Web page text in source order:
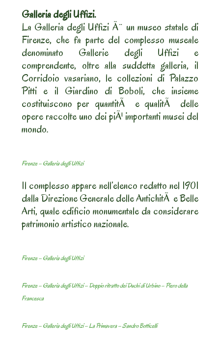
Galleria degli Uffizi.
La Galleria degli Uffizi Ã¨ un museo statale di
Firenze, che fa parte del complesso museale
denominato Gallerie degli Uffizi e
comprendente, oltre alla suddetta galleria, il
Corridoio vasariano, le collezioni di Palazzo
Pitti e il Giardino di Boboli, che insieme
costituiscono per quantitÃ e qualitÃ delle
opere raccolte uno dei piÃ¹ importanti musei del
mondo.
Firenze – Galleria degli Uffizi
Il complesso appare nell’elenco redatto nel 1901
dalla Direzione Generale delle AntichitÃ e Belle
Arti, quale edificio monumentale da considerare
patrimonio artistico nazionale.
Firenze – Galleria degli Uffizi
Firenze – Galleria degli Uffizi – Doppio ritratto dei Duchi di Urbino – Piero della
Francesca
Firenze – Galleria degli Uffizi – La Primavera – Sandro Botticelli